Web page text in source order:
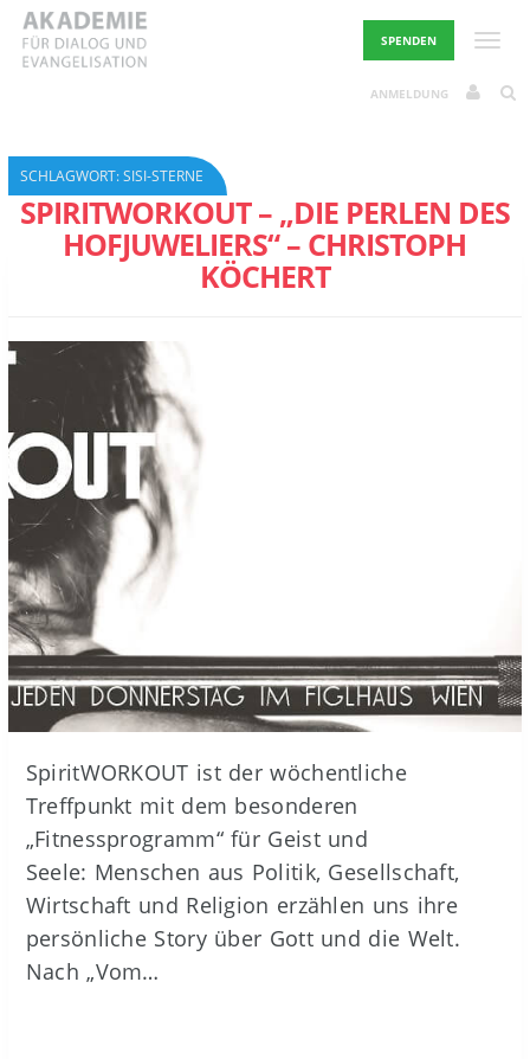
Skip
content
SPENDEN
ANMELDUNG
SCHLAGWORT:SISI-STERNE
SPIRITWORKOUT – „DIE PERLEN DES
HOFJUWELIERS“ – CHRISTOPH
KÖCHERT
SpiritWORKOUT ist der wöchentliche
Treffpunkt mit dem besonderen
„Fitnessprogramm“ für Geist und
Seele: Menschen aus Politik, Gesellschaft,
Wirtschaft und Religion erzählen uns ihre
persönliche Story über Gott und die Welt.
Nach „Vom…